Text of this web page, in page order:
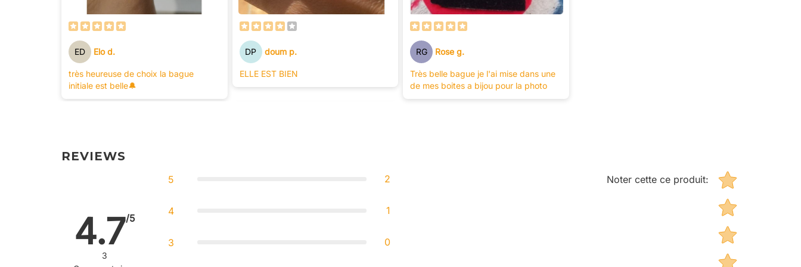
ED Elo d.
très heureuse de choix la bague
initiale est belle🔔
DP doum p.
ELLE EST BIEN
RG Rose g.
Très belle bague je l'ai mise dans une
de mes boites a bijou pour la photo
REVIEWS
4.7/5
3
5 2
4 1
3 0
Noter cette ce produit: Star rating